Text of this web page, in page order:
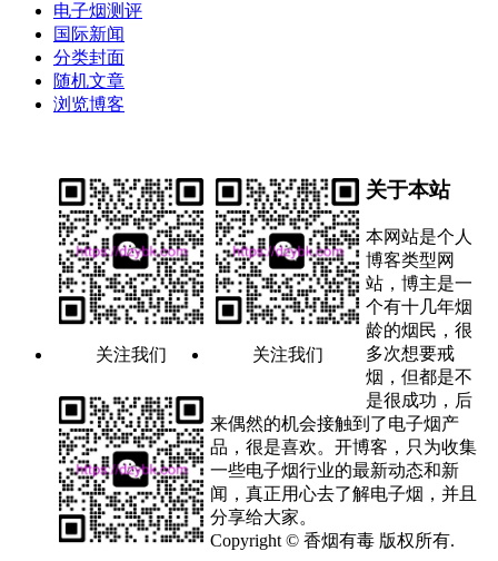
电子烟测评
国际新闻
分类封面
随机文章
浏览博客
关注我们 关注我们
关于本站
本网站是个人
博客类型网
站，博主是一
个有十几年烟
龄的烟民，很
多次想要戒
烟，但都是不
是很成功，后
来偶然的机会接触到了电子烟产
品，很是喜欢。开博客，只为收集
一些电子烟行业的最新动态和新
闻，真正用心去了解电子烟，并且
分享给大家。
Copyright © 香烟有毒 版权所有.